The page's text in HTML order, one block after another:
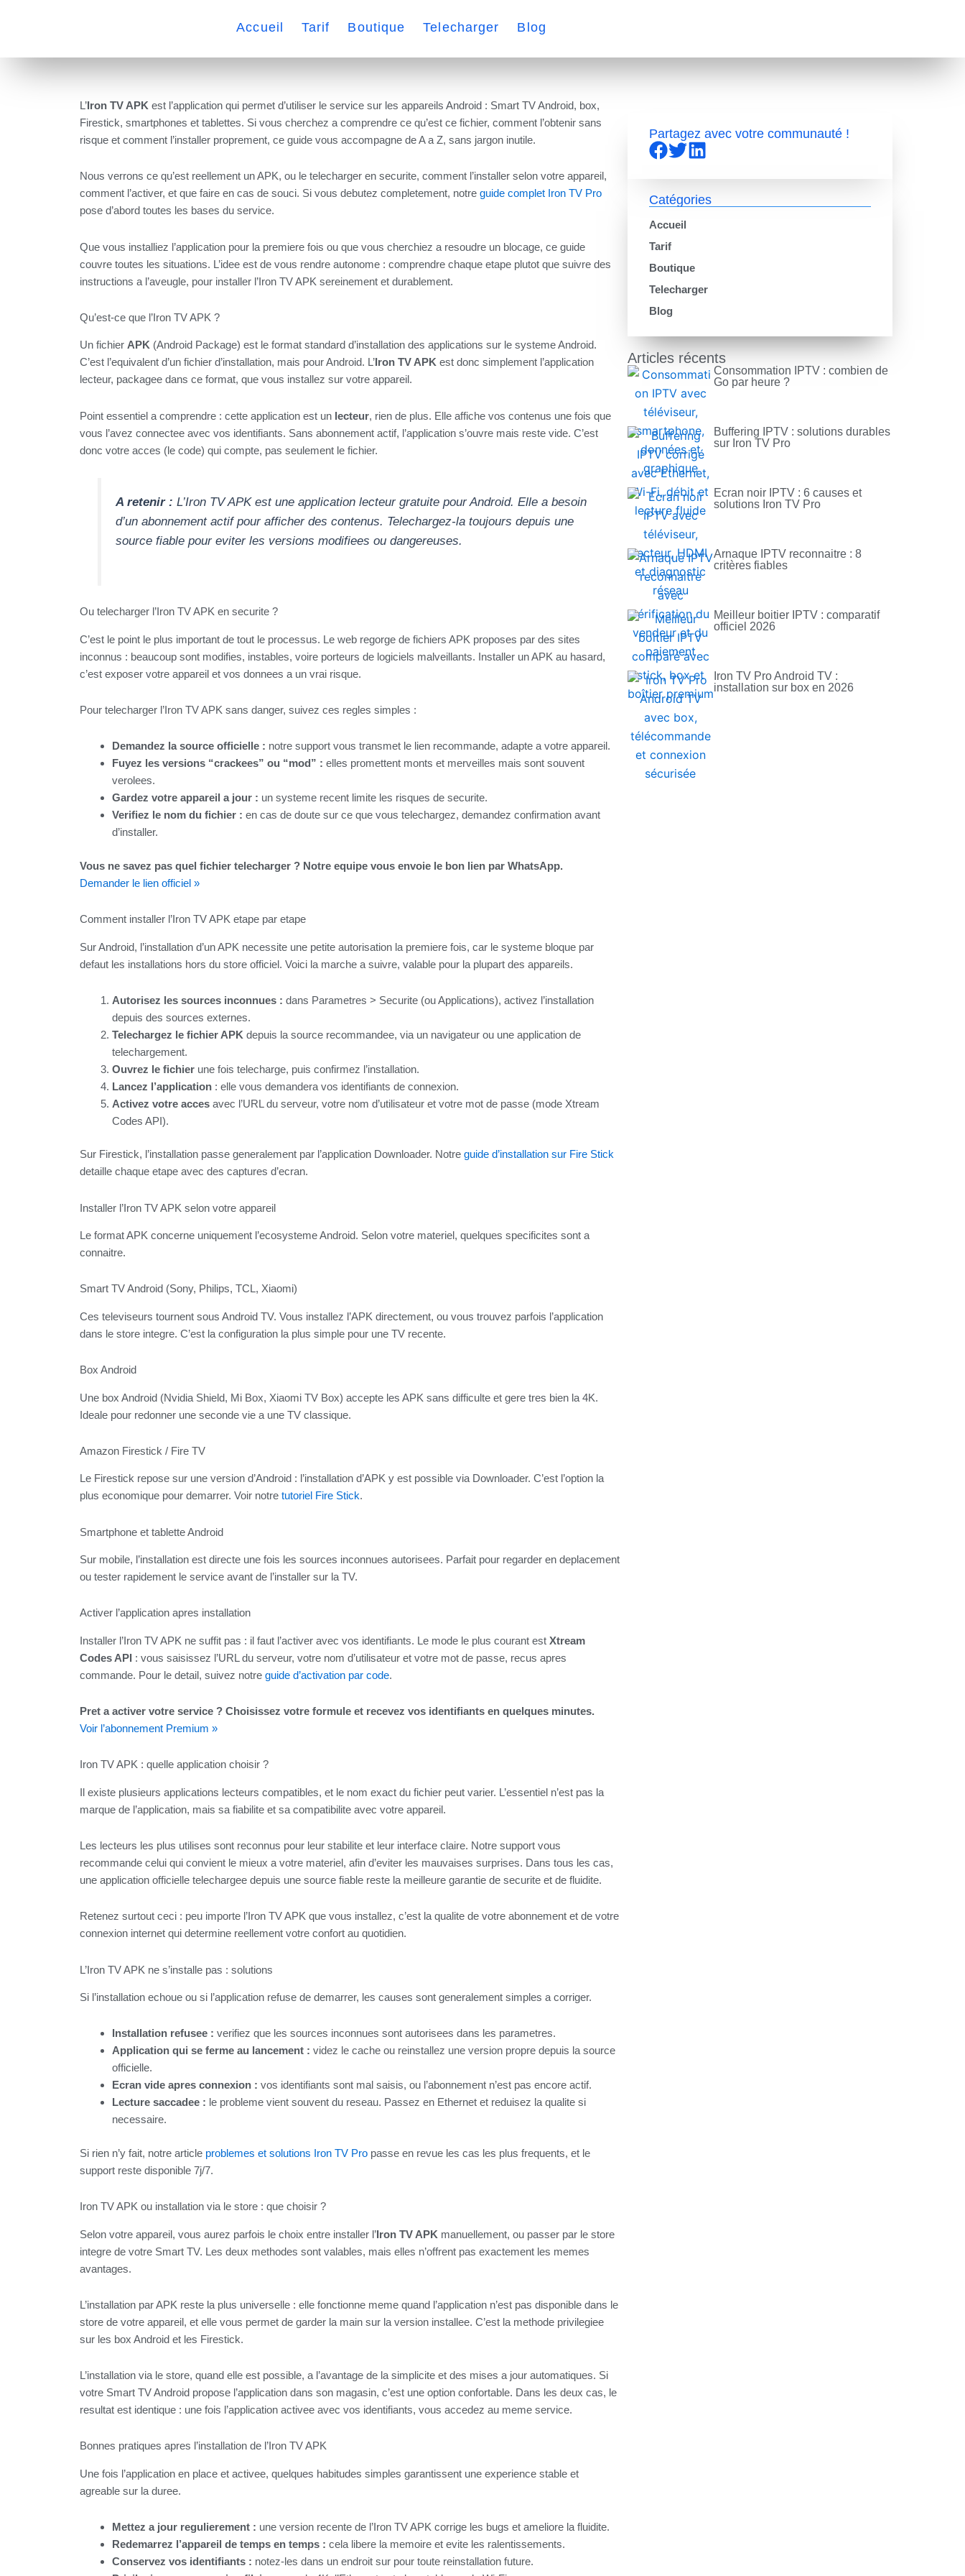
Accueil Tarif Boutique Telecharger Blog
L’Iron TV APK est l’application qui permet d’utiliser le service sur les appareils Android : Smart TV Android, box,
Firestick, smartphones et tablettes. Si vous cherchez a comprendre ce qu’est ce fichier, comment l’obtenir sans
risque et comment l’installer proprement, ce guide vous accompagne de A a Z, sans jargon inutile.
Nous verrons ce qu’est reellement un APK, ou le telecharger en securite, comment l’installer selon votre appareil,
comment l’activer, et que faire en cas de souci. Si vous debutez completement, notre guide complet Iron TV Pro
pose d’abord toutes les bases du service.
Que vous installiez l’application pour la premiere fois ou que vous cherchiez a resoudre un blocage, ce guide
couvre toutes les situations. L’idee est de vous rendre autonome : comprendre chaque etape plutot que suivre des
instructions a l’aveugle, pour installer l’Iron TV APK sereinement et durablement.
Qu’est-ce que l’Iron TV APK ?
Un fichier APK (Android Package) est le format standard d’installation des applications sur le systeme Android.
C’est l’equivalent d’un fichier d’installation, mais pour Android. L’Iron TV APK est donc simplement l’application
lecteur, packagee dans ce format, que vous installez sur votre appareil.
Point essentiel a comprendre : cette application est un lecteur, rien de plus. Elle affiche vos contenus une fois que
vous l’avez connectee avec vos identifiants. Sans abonnement actif, l’application s’ouvre mais reste vide. C’est
donc votre acces (le code) qui compte, pas seulement le fichier.
A retenir : L’Iron TV APK est une application lecteur gratuite pour Android. Elle a besoin
d’un abonnement actif pour afficher des contenus. Telechargez-la toujours depuis une
source fiable pour eviter les versions modifiees ou dangereuses.
Ou telecharger l’Iron TV APK en securite ?
C’est le point le plus important de tout le processus. Le web regorge de fichiers APK proposes par des sites
inconnus : beaucoup sont modifies, instables, voire porteurs de logiciels malveillants. Installer un APK au hasard,
c’est exposer votre appareil et vos donnees a un vrai risque.
Pour telecharger l’Iron TV APK sans danger, suivez ces regles simples :
Demandez la source officielle : notre support vous transmet le lien recommande, adapte a votre appareil.
Fuyez les versions “crackees” ou “mod” : elles promettent monts et merveilles mais sont souvent
verolees.
Gardez votre appareil a jour : un systeme recent limite les risques de securite.
Verifiez le nom du fichier : en cas de doute sur ce que vous telechargez, demandez confirmation avant
d’installer.
Vous ne savez pas quel fichier telecharger ? Notre equipe vous envoie le bon lien par WhatsApp.
Demander le lien officiel »
Comment installer l’Iron TV APK etape par etape
Sur Android, l’installation d’un APK necessite une petite autorisation la premiere fois, car le systeme bloque par
defaut les installations hors du store officiel. Voici la marche a suivre, valable pour la plupart des appareils.
Autorisez les sources inconnues : dans Parametres > Securite (ou Applications), activez l’installation
depuis des sources externes.
Telechargez le fichier APK depuis la source recommandee, via un navigateur ou une application de
telechargement.
Ouvrez le fichierune fois telecharge, puis confirmez l’installation.
Lancez l’application: elle vous demandera vos identifiants de connexion.
Activez votre accesavec l’URL du serveur, votre nom d’utilisateur et votre mot de passe (mode Xtream
Codes API).
Sur Firestick, l’installation passe generalement par l’application Downloader. Notre guide d’installation sur Fire Stick
detaille chaque etape avec des captures d’ecran.
Installer l’Iron TV APK selon votre appareil
Le format APK concerne uniquement l’ecosysteme Android. Selon votre materiel, quelques specificites sont a
connaitre.
Smart TV Android (Sony, Philips, TCL, Xiaomi)
Ces televiseurs tournent sous Android TV. Vous installez l’APK directement, ou vous trouvez parfois l’application
dans le store integre. C’est la configuration la plus simple pour une TV recente.
Box Android
Une box Android (Nvidia Shield, Mi Box, Xiaomi TV Box) accepte les APK sans difficulte et gere tres bien la 4K.
Ideale pour redonner une seconde vie a une TV classique.
Amazon Firestick / Fire TV
Le Firestick repose sur une version d’Android : l’installation d’APK y est possible via Downloader. C’est l’option la
plus economique pour demarrer. Voir notre tutoriel Fire Stick.
Smartphone et tablette Android
Sur mobile, l’installation est directe une fois les sources inconnues autorisees. Parfait pour regarder en deplacement
ou tester rapidement le service avant de l’installer sur la TV.
Activer l’application apres installation
Installer l’Iron TV APK ne suffit pas : il faut l’activer avec vos identifiants. Le mode le plus courant est Xtream
Codes API: vous saisissez l’URL du serveur, votre nom d’utilisateur et votre mot de passe, recus apres
commande. Pour le detail, suivez notre guide d’activation par code.
Pret a activer votre service ? Choisissez votre formule et recevez vos identifiants en quelques minutes.
Voir l’abonnement Premium »
Iron TV APK : quelle application choisir ?
Il existe plusieurs applications lecteurs compatibles, et le nom exact du fichier peut varier. L’essentiel n’est pas la
marque de l’application, mais sa fiabilite et sa compatibilite avec votre appareil.
Les lecteurs les plus utilises sont reconnus pour leur stabilite et leur interface claire. Notre support vous
recommande celui qui convient le mieux a votre materiel, afin d’eviter les mauvaises surprises. Dans tous les cas,
une application officielle telechargee depuis une source fiable reste la meilleure garantie de securite et de fluidite.
Retenez surtout ceci : peu importe l’Iron TV APK que vous installez, c’est la qualite de votre abonnement et de votre
connexion internet qui determine reellement votre confort au quotidien.
L’Iron TV APK ne s’installe pas : solutions
Si l’installation echoue ou si l’application refuse de demarrer, les causes sont generalement simples a corriger.
Installation refusee : verifiez que les sources inconnues sont autorisees dans les parametres.
Application qui se ferme au lancement : videz le cache ou reinstallez une version propre depuis la source
officielle.
Ecran vide apres connexion : vos identifiants sont mal saisis, ou l’abonnement n’est pas encore actif.
Lecture saccadee : le probleme vient souvent du reseau. Passez en Ethernet et reduisez la qualite si
necessaire.
Si rien n’y fait, notre article problemes et solutions Iron TV Propasse en revue les cas les plus frequents, et le
support reste disponible 7j/7.
Iron TV APK ou installation via le store : que choisir ?
Selon votre appareil, vous aurez parfois le choix entre installer l’Iron TV APK manuellement, ou passer par le store
integre de votre Smart TV. Les deux methodes sont valables, mais elles n’offrent pas exactement les memes
avantages.
L’installation par APK reste la plus universelle : elle fonctionne meme quand l’application n’est pas disponible dans le
store de votre appareil, et elle vous permet de garder la main sur la version installee. C’est la methode privilegiee
sur les box Android et les Firestick.
L’installation via le store, quand elle est possible, a l’avantage de la simplicite et des mises a jour automatiques. Si
votre Smart TV Android propose l’application dans son magasin, c’est une option confortable. Dans les deux cas, le
resultat est identique : une fois l’application activee avec vos identifiants, vous accedez au meme service.
Bonnes pratiques apres l’installation de l’Iron TV APK
Une fois l’application en place et activee, quelques habitudes simples garantissent une experience stable et
agreable sur la duree.
Mettez a jour regulierement : une version recente de l’Iron TV APK corrige les bugs et ameliore la fluidite.
Redemarrez l’appareil de temps en temps : cela libere la memoire et evite les ralentissements.
Conservez vos identifiants : notez-les dans un endroit sur pour toute reinstallation future.
Partagez avec votre communauté !
Catégories
Accueil
Tarif
Boutique
Telecharger
Blog
Articles récents
Consommation IPTV : combien de
Go par heure ?
Buffering IPTV : solutions durables
sur Iron TV Pro
Ecran noir IPTV : 6 causes et
solutions Iron TV Pro
Arnaque IPTV reconnaitre : 8
critères fiables
Meilleur boitier IPTV : comparatif
officiel 2026
Iron TV Pro Android TV :
installation sur box en 2026